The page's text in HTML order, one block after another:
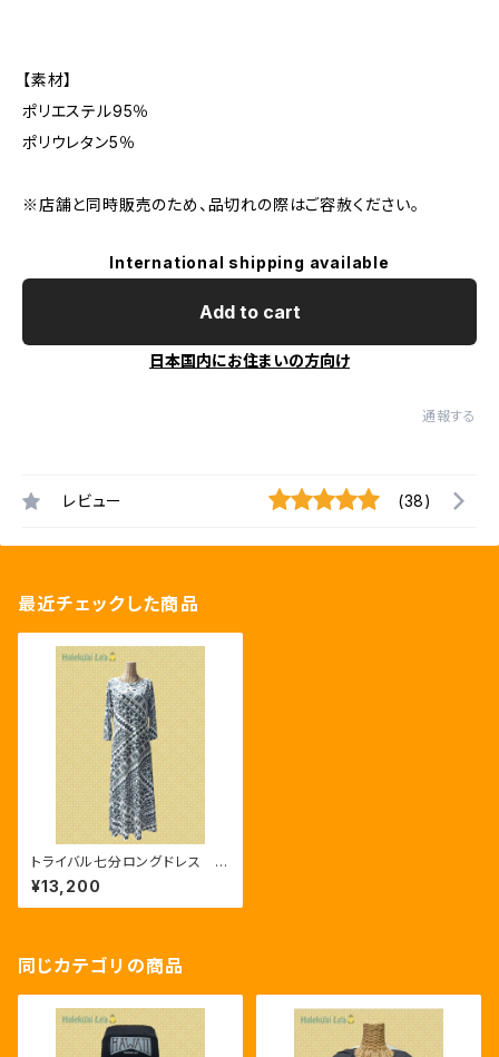
【素材】
ポリエステル95％
ポリウレタン5％
※店舗と同時販売のため、品切れの際はご容赦ください。
International shipping available
Add to cart
日本国内にお住まいの方向け
通報する
レビュー (38)
最近チェックした商品
トライバル七分ロングドレス ホ
ワイト/グレー
¥13,200
同じカテゴリの商品